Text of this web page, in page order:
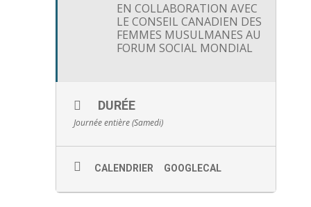
EN COLLABORATION AVEC
LE CONSEIL CANADIEN DES
FEMMES MUSULMANES AU
FORUM SOCIAL MONDIAL
DURÉE
Journée entière (Samedi)
CALENDRIER GOOGLECAL